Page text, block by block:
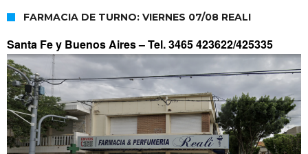
FARMACIA DE TURNO: VIERNES 07/08 REALI
Santa Fe y Buenos Aires –Tel. 3465 423622/425335